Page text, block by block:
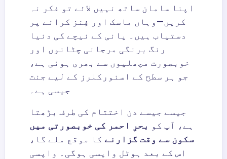
اپنا سامان ساتھ نہیں لائے تو فکر نہ
کریں—وہاں ماسک اور فِنز کرائے پر
دستیاب ہیں۔ پانی کے نیچے کی دنیا
رنگ برنگی مرجانی چٹانوں اور
خوبصورت مچھلیوں سے بھری ہوئی ہے،
جو ہر سطح کے اسنورکلرز کے لیے جنت
جیسی ہے۔
جیسے جیسے دن اختتام کی طرف بڑھتا
ہے، آپ کو بحرِ احمر کی خوبصورتی میں
سکون سے وقت گزارنے کا موقع ملے گا،
اس کے بعد ہوٹل واپسی ہوگی۔ واپسی